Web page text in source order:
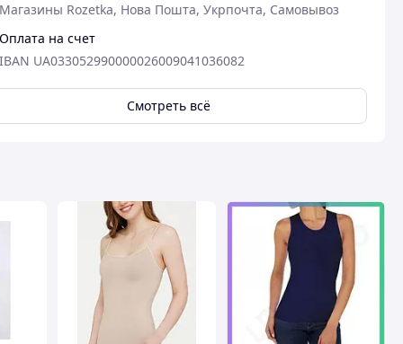
Магазины Rozetka, Нова Пошта, Укрпочта, Самовывоз
Оплата на счет
IBAN UA033052990000026009041036082
Смотреть всё